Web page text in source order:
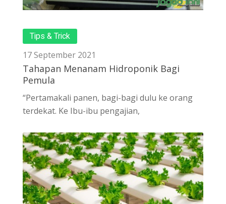
Tips & Trick
17 September 2021
Tahapan Menanam Hidroponik Bagi
Pemula
“Pertamakali panen, bagi-bagi dulu ke orang
terdekat. Ke Ibu-ibu pengajian,